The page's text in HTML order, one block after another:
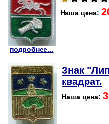
подробнее...
Наша цена:
Знак
квадрат.
Наша цена: